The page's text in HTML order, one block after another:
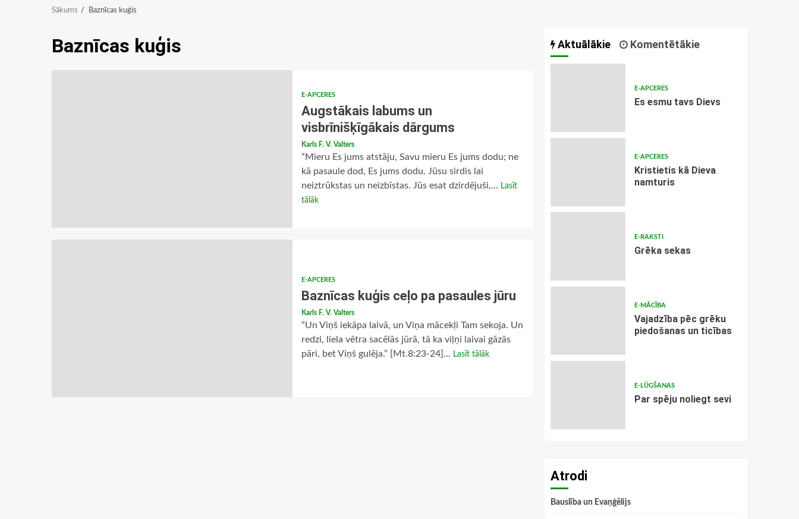
Sākums Baznīcas kuģis
Baznīcas kuģis
E-APCERES
Augstākais labums un
visbrīnišķīgākais dārgums
Karls F. V. Valters
“Mieru Es jums atstāju, Savu mieru Es jums dodu; ne
kā pasaule dod, Es jums dodu. Jūsu sirdis lai
neiztrūkstas un neizbīstas. Jūs esat dzirdējuši,... Lasīt
tālāk
E-APCERES
Baznīcas kuģis ceļo pa pasaules jūru
Karls F. V. Valters
“Un Viņš iekāpa laivā, un Viņa mācekļi Tam sekoja. Un
redzi, liela vētra sacēlās jūrā, tā ka viļņi laivai gāzās
pāri, bet Viņš gulēja.” [Mt.8:23-24]... Lasīt tālāk
Aktuālākie Komentētākie
E-APCERES
Es esmu tavs Dievs
E-APCERES
Kristietis kā Dieva
namturis
E-RAKSTI
Grēka sekas
E-MĀCĪBA
Vajadzība pēc grēku
piedošanas un ticības
E-LŪGŠANAS
Par spēju noliegt sevi
Atrodi
Bauslība un Evaņģēlijs